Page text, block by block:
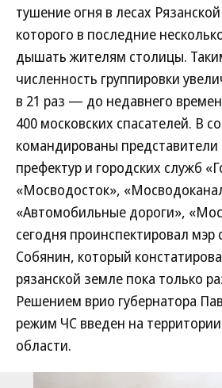
тушение огня в лесах
которого в последние
дышать жителям столицы.
численность группировки
в 21 раз — до недавнего
400 московских спасателей. В
командированы
префектур и городских служб
«Мосводосток»,
«Автомобильные дороги»,
сегодня проинспектировал мэр
Собянин, который
рязанской земле пока только
Решением врио губернатора
режим ЧС введен на
области.